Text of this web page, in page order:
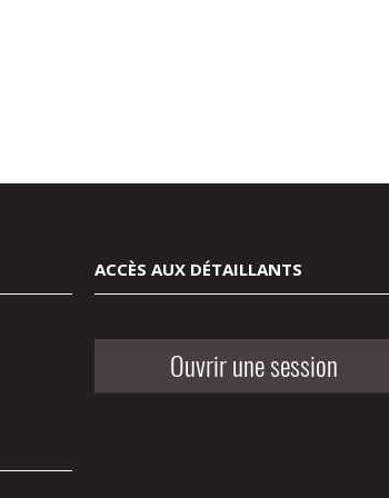
ACCÈS AUX DÉTAILLANTS
Ouvrir une session